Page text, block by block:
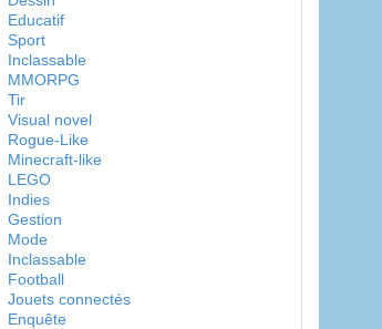
Educatif
Sport
Inclassable
MMORPG
Tir
Visual novel
Rogue-Like
Minecraft-like
LEGO
Indies
Gestion
Mode
Inclassable
Football
Jouets connectés
Enquête